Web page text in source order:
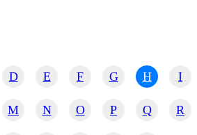
D E F G H I
M N O P Q R